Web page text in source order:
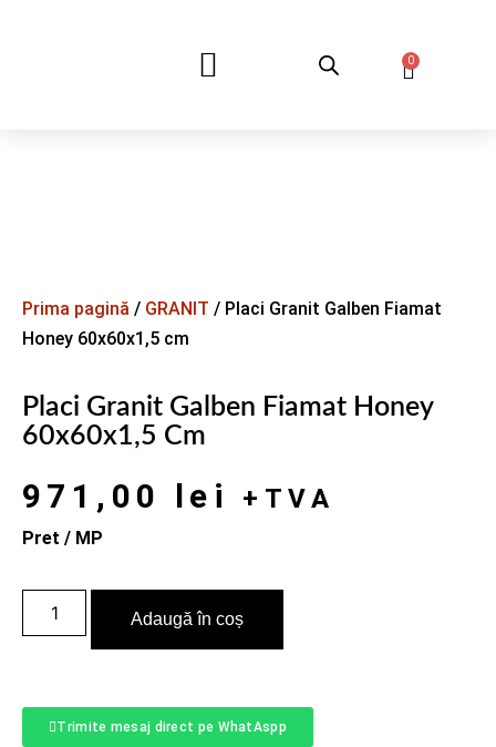
0
Prima pagină / GRANIT / Placi Granit Galben Fiamat
Honey 60x60x1,5 cm
Placi Granit Galben Fiamat Honey
60x60x1,5 Cm
971,00 lei +TVA
Pret / MP
Adaugă în coș
Trimite mesaj direct pe WhatAspp